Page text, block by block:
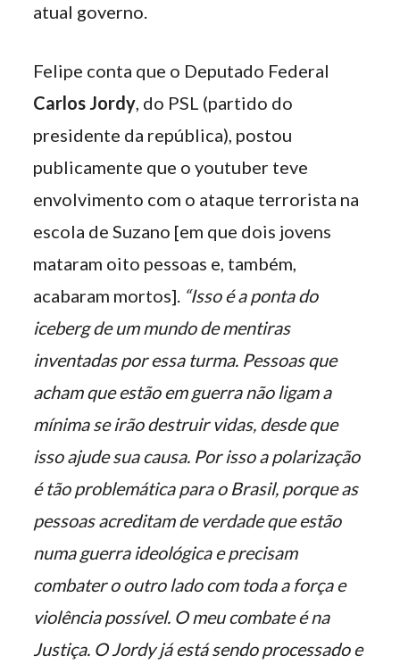
atual governo.
Felipe conta que o Deputado Federal
Carlos Jordy, do PSL (partido do
presidente da república), postou
publicamente que o youtuber teve
envolvimento com o ataque terrorista na
escola de Suzano [em que dois jovens
mataram oito pessoas e, também,
acabaram mortos]. “Isso é a ponta do
iceberg de um mundo de mentiras
inventadas por essa turma. Pessoas que
acham que estão em guerra não ligam a
mínima se irão destruir vidas, desde que
isso ajude sua causa. Por isso a polarização
é tão problemática para o Brasil, porque as
pessoas acreditam de verdade que estão
numa guerra ideológica e precisam
combater o outro lado com toda a força e
violência possível. O meu combate é na
Justiça. O Jordy já está sendo processado e